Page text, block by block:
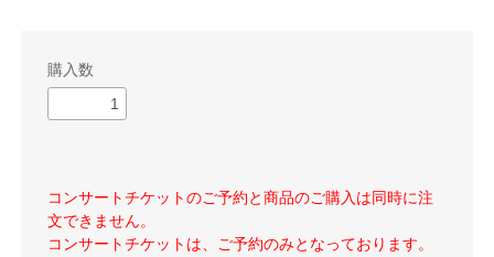
購入数
コンサートチケットのご予約と商品のご購入は同時に注
文できません。
コンサートチケットは、ご予約のみとなっております。